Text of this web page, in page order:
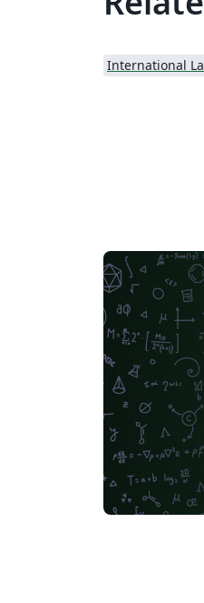
International